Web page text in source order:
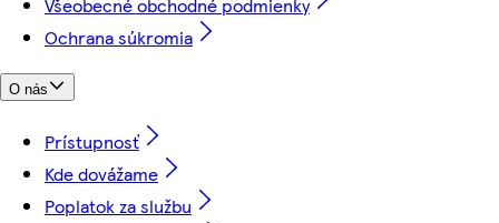
Všeobecné obchodné podmienky
Ochrana súkromia
O nás
Prístupnosť
Kde dovážame
Poplatok za službu